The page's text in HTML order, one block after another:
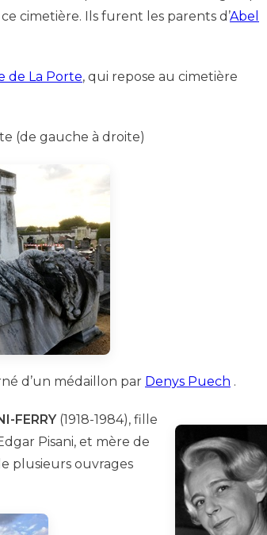
cimetière. Ils furent les parents d’Abel
de La Porte, qui repose au cimetière
(de gauche à droite)
d’un médaillon par Denys Puech .
FERRY(1918-1984), fille
Pisani, et mère de
plusieurs ouvrages